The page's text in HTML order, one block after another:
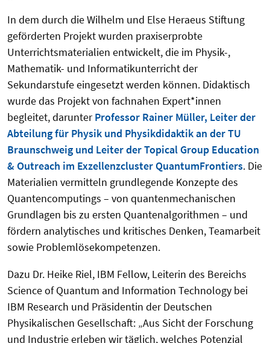
In dem durch die Wilhelm und Else Heraeus Stiftung
geförderten Projekt wurden praxiserprobte
Unterrichtsmaterialien entwickelt, die im Physik-,
Mathematik- und Informatikunterricht der
Sekundarstufe eingesetzt werden können. Didaktisch
wurde das Projekt von fachnahen Expert*innen
begleitet, darunterProfessor Rainer Müller, Leiter der
Abteilung für Physik und Physikdidaktik an der TU
Braunschweig und Leiter der Topical Group Education
& Outreach im Exzellenzcluster QuantumFrontiers. Die
Materialien vermitteln grundlegende Konzepte des
Quantencomputings – von quantenmechanischen
Grundlagen bis zu ersten Quantenalgorithmen – und
fördern analytisches und kritisches Denken, Teamarbeit
sowie Problemlösekompetenzen.
Dazu Dr. Heike Riel, IBM Fellow, Leiterin des Bereichs
Science of Quantum and Information Technology bei
IBM Research und Präsidentin der Deutschen
Physikalischen Gesellschaft: „Aus Sicht der Forschung
und Industrie erleben wir täglich, welches Potenzial